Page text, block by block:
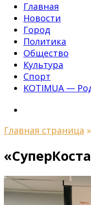
Главная
Новости
Город
Политика
Общество
Культура
Спорт
KOTIMUA —
Главная страница »